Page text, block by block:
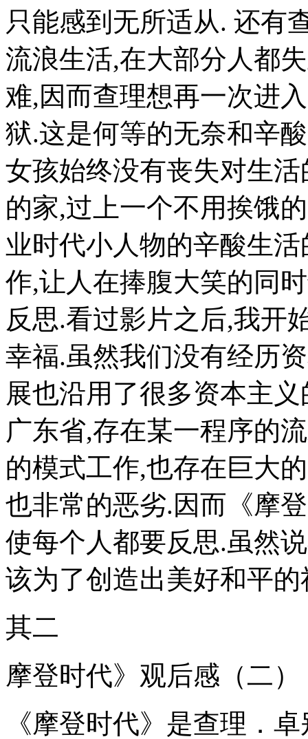
只能感到无所适从. 还有
流浪生活,在大部分人都
难,因而查理想再一次进
狱.这是何等的无奈和辛
女孩始终没有丧失对生
的家,过上一个不用挨饿
业时代小人物的辛酸生
作,让人在捧腹大笑的同
反思.看过影片之后,我开
幸福.虽然我们没有经历
展也沿用了很多资本主
广东省,存在某一程序的
的模式工作,也存在巨大
也非常的恶劣.因而《摩
使每个人都要反思.虽然
该为了创造出美好和平
其二
摩登时代》观后感（二）
《摩登时代》是查理．